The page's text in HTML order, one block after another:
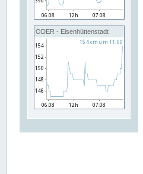
ODER - Eisenhüttenstadt